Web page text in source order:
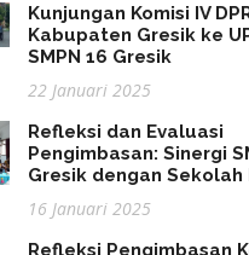
Kunjungan Komisi IV
Kabupaten Gresik ke
SMPN 16 Gresik
22 Januari 2025
Refleksi dan Evaluasi
Pengimbasan: Sinergi
Gresik dengan Sekolah
16 Januari 2025
Refleksi Pengimbasan